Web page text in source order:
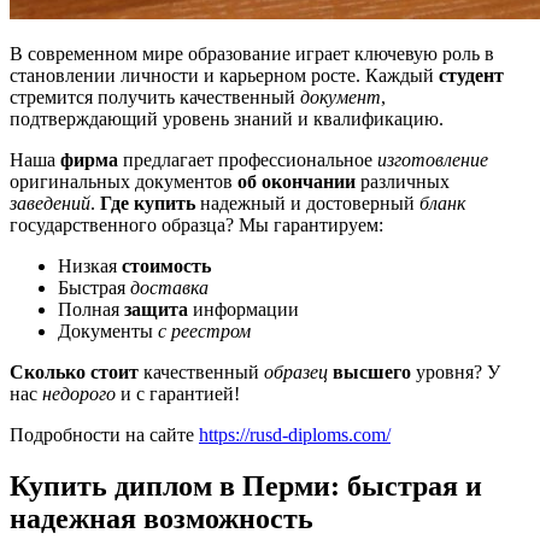
В современном мире образование играет ключевую роль в
становлении личности и карьерном росте. Каждый студент
стремится получить качественный документ,
подтверждающий уровень знаний и квалификацию.
Наша фирма предлагает профессиональное изготовление
оригинальных документов об окончании различных
заведений. Где купить надежный и достоверный бланк
государственного образца? Мы гарантируем:
Низкая стоимость
Быстрая доставка
Полная защита информации
Документы с реестром
Сколько стоит качественный образец высшего уровня? У
нас недорого и с гарантией!
Подробности на сайте https://rusd-diploms.com/
Купить диплом в Перми: быстрая и
надежная возможность